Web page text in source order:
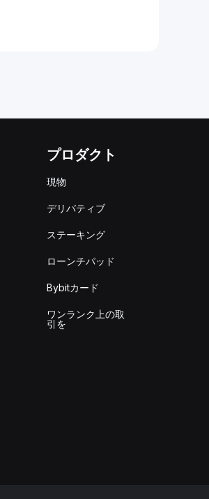
プロダクト
現物
デリバティブ
ステーキング
ローンチパッド
Bybitカード
ワンランク上の取
引を